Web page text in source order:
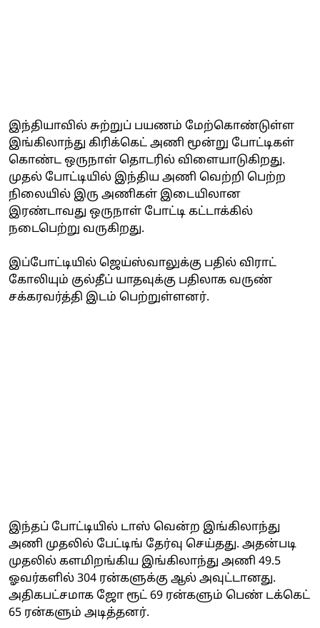
இந்தியாவில் சுற்றுப் பயணம் மேற்கொண்டுள்ள
இங்கிலாந்து கிரிக்கெட் அணி மூன்று போட்டிகள்
கொண்ட ஒருநாள் தொடரில் விளையாடுகிறது.
முதல் போட்டியில் இந்திய அணி வெற்றி பெற்ற
நிலையில் இரு அணிகள் இடையிலான
இரண்டாவது ஒருநாள் போட்டி கட்டாக்கில்
நடைபெற்று வருகிறது.
இப்போட்டியில் ஜெய்ஸ்வாலுக்கு பதில் விராட்
கோலியும் குல்தீப் யாதவுக்கு பதிலாக வருண்
சக்கரவர்த்தி இடம் பெற்றுள்ளனர்.
இந்தப் போட்டியில் டாஸ் வென்ற இங்கிலாந்து
அணி முதலில் பேட்டிங் தேர்வு செய்தது. அதன்படி
முதலில் களமிறங்கிய இங்கிலாந்து அணி 49.5
ஓவர்களில் 304 ரன்களுக்கு ஆல் அவுட்டானது.
அதிகபட்சமாக ஜோ ரூட் 69 ரன்களும் பெண் டக்கெட்
65 ரன்களும் அடித்தனர்.